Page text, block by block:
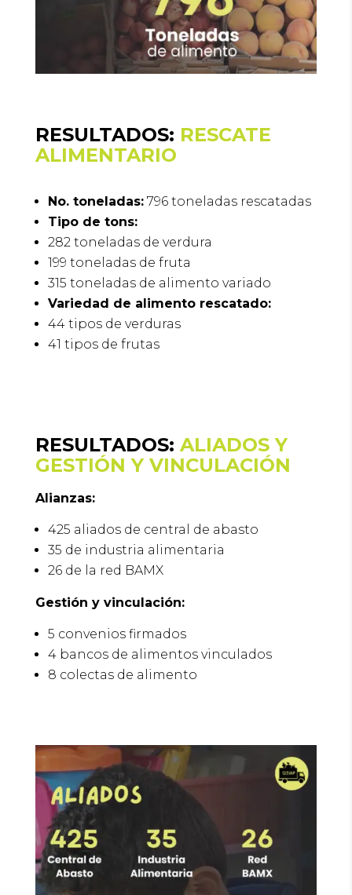
RESULTADOS: RESCATE
ALIMENTARIO
No. toneladas:796 toneladas rescatadas
Tipo de tons:
282 toneladas de verdura
199 toneladas de fruta
315 toneladas de alimento variado
Variedad de alimento rescatado:
44 tipos de verduras
41 tipos de frutas
RESULTADOS: ALIADOS Y
GESTIÓN Y VINCULACIÓN
Alianzas:
425 aliados de central de abasto
35 de industria alimentaria
26 de la red BAMX
Gestión y vinculación:
5 convenios firmados
4 bancos de alimentos vinculados
8 colectas de alimento